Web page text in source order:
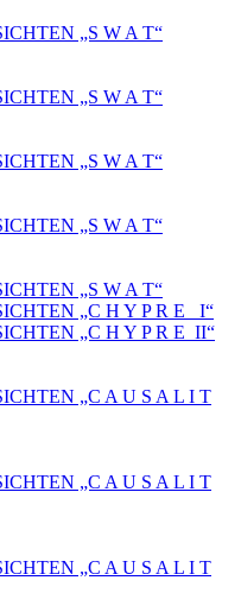
„S W A T“
„S W A T“
„S W A T“
„S W A T“
„S W A T“
„C H Y P R E_ I“
„C H Y P R E_II“
„C A U S A L I T
„C A U S A L I T
„C A U S A L I T